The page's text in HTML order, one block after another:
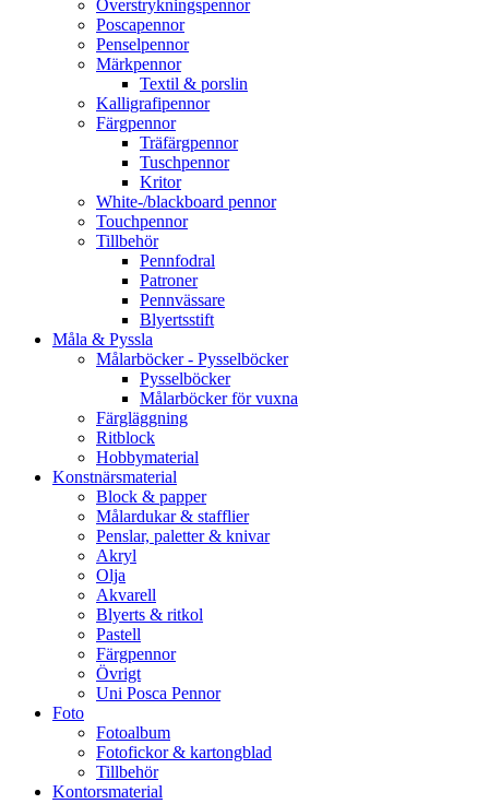
Överstrykningspennor
Poscapennor
Penselpennor
Märkpennor
Textil & porslin
Kalligrafipennor
Färgpennor
Träfärgpennor
Tuschpennor
Kritor
White-/blackboard pennor
Touchpennor
Tillbehör
Pennfodral
Patroner
Pennvässare
Blyertsstift
Måla & Pyssla
Målarböcker - Pysselböcker
Pysselböcker
Målarböcker för vuxna
Färgläggning
Ritblock
Hobbymaterial
Konstnärsmaterial
Block & papper
Målardukar & stafflier
Penslar, paletter & knivar
Akryl
Olja
Akvarell
Blyerts & ritkol
Pastell
Färgpennor
Övrigt
Uni Posca Pennor
Foto
Fotoalbum
Fotofickor & kartongblad
Tillbehör
Kontorsmaterial